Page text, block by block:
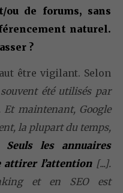
ou de forums, sans
naturel.
?
être vigilant. Selon
été utilisés par
Et maintenant, Google
la plupart du temps,
Seuls les annuaires
attirer l’attention[...].
et en SEO est